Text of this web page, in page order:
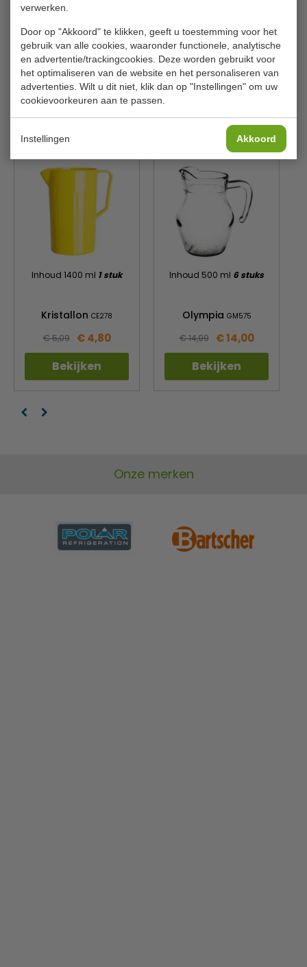
verwerken.
Door op "Akkoord" te klikken, geeft u toestemming voor het
gebruik van alle cookies, waaronder functionele, analytische
en advertentie/trackingcookies. Deze worden gebruikt voor
het optimaliseren van de website en het personaliseren van
advertenties. Wilt u dit niet, klik dan op "Instellingen" om uw
cookievoorkeuren aan te passen.
Instellingen Akkoord
Inhoud
Materiaal
Glas
H x Ø
20,3 x 11,8 cm
Aantal
12 stuks
Is dit iets voor jou?
Inhoud 1400 ml 1 stuk
Kristallon CE278
€ 5,09 € 4,80
Bekijken
Inhoud 500 ml 6 stuks
Olympia GM575
€ 14,99 € 14,00
Bekijken
Onze merken